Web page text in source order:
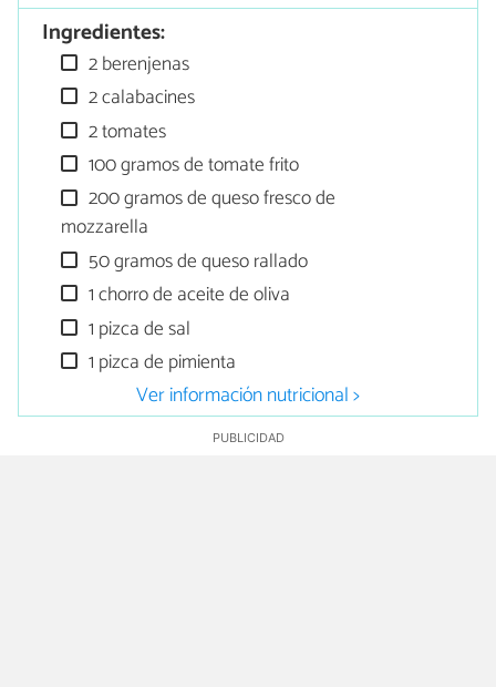
Ingredientes:
2 berenjenas
2 calabacines
2 tomates
100 gramos de tomate frito
200 gramos de queso fresco de
mozzarella
50 gramos de queso rallado
1 chorro de aceite de oliva
1 pizca de sal
1 pizca de pimienta
Ver información nutricional >